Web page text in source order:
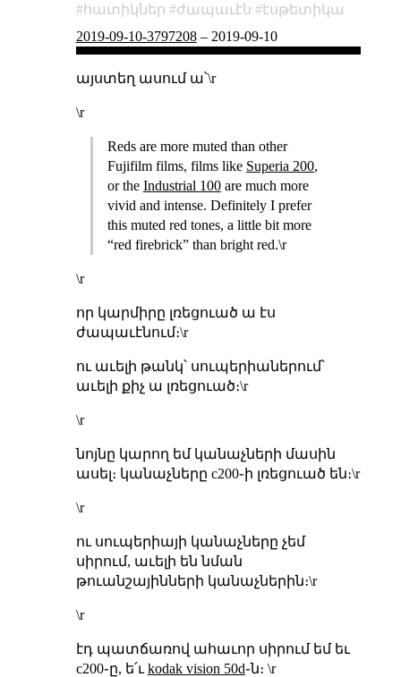
հատիկներ
ժապաւէն
էսթետիկա
2019-09-10-3797208– 2019-09-10
այստեղ ասում ա՝\r
\r
Reds are more muted than other
Fujifilm films, films like Superia 200,
or the Industrial 100are much more
vivid and intense. Definitely I prefer
this muted red tones, a little bit more
“red firebrick” than bright red.\r
\r
որ կարմիրը լռեցուած ա էս
ժապաւէնում։\r
ու աւելի թանկ՝ սուպերիաներում՝
աւելի քիչ ա լռեցուած։\r
\r
նոյնը կարող եմ կանաչների մասին
ասել։ կանաչները c200֊ի լռեցուած են։\r
\r
ու սուպերիայի կանաչները չեմ
սիրում, աւելի են նման
թուանշայինների կանաչներին։\r
\r
էդ պատճառով ահաւոր սիրում եմ եւ
c200֊ը, ե՛ւ kodak vision 50d֊ն։ \r